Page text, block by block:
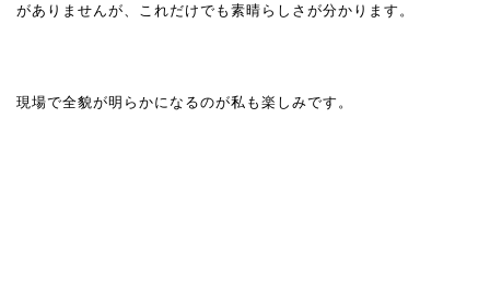
がありませんが、これだけでも素晴らしさが分かります。
現場で全貌が明らかになるのが私も楽しみです。